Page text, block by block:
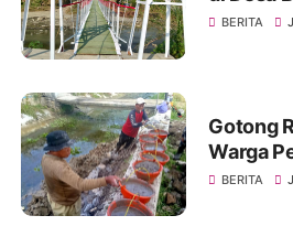
BERITA
Gotong
Warga
BERITA